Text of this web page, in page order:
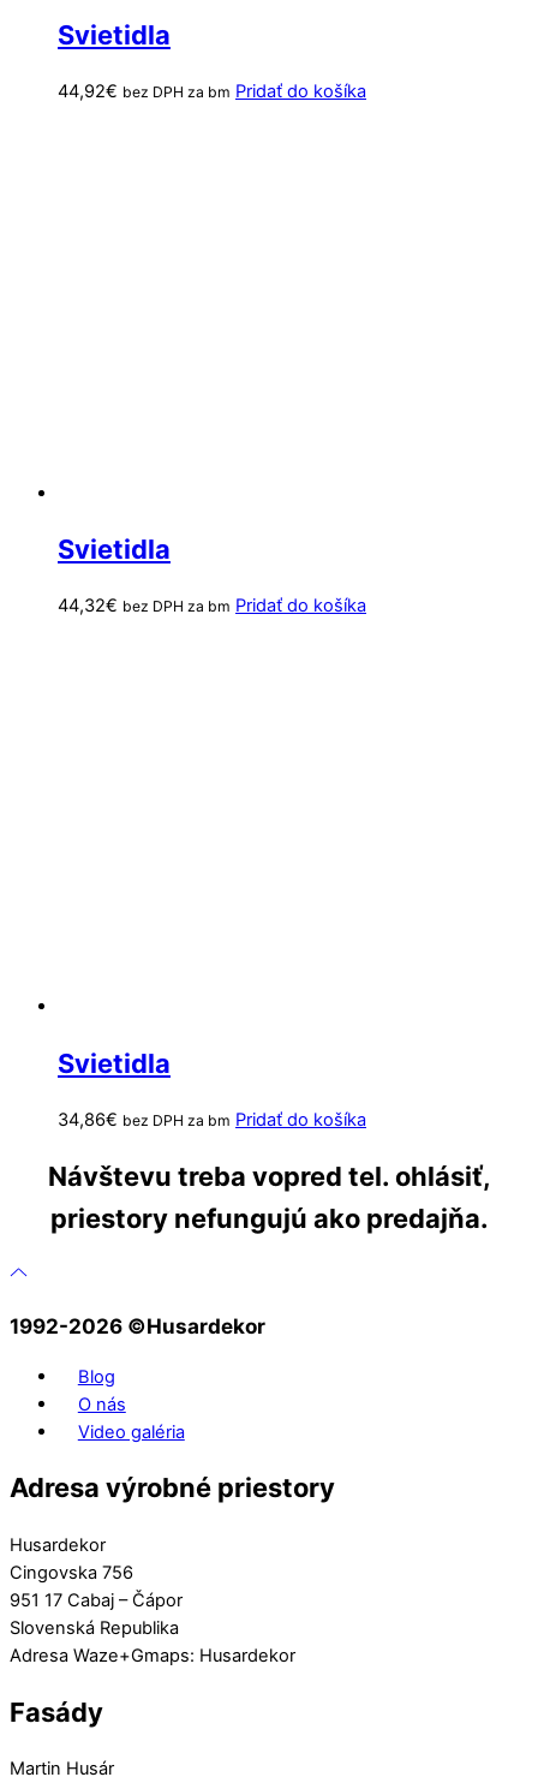
Svietidla
44,92€ bez DPH za bm Pridať do košíka
Svietidla
44,32€ bez DPH za bm Pridať do košíka
Svietidla
34,86€ bez DPH za bm Pridať do košíka
Návštevu treba vopred tel. ohlásiť,
priestory nefungujú ako predajňa.
1992-2026 ©️Husardekor
Blog
O nás
Video galéria
Adresa výrobné priestory
Husardekor
Cingovska 756
951 17 Cabaj – Čápor
Slovenská Republika
Adresa Waze+Gmaps: Husardekor
Fasády
Martin Husár